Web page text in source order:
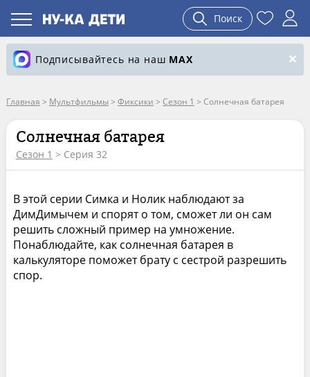
Поиск
Подписывайтесь на наш MAX
Главная > Мультфильмы > Фиксики > Сезон 1 > Солнечная батарея
Солнечная батарея
Сезон 1 > Серия 32
В этой серии Симка и Нолик наблюдают за
ДимДимычем и спорят о том, сможет ли он сам
решить сложный пример на умножение.
Понаблюдайте, как солнечная батарея в
калькуляторе поможет брату с сестрой разрешить
спор.